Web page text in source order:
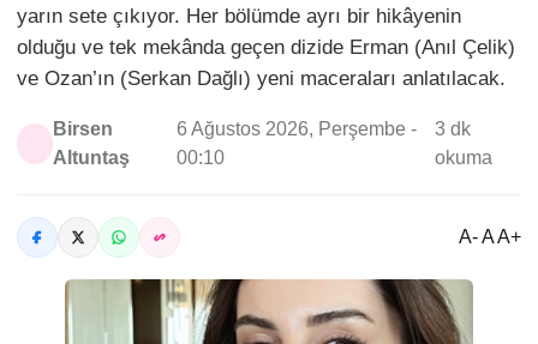
yarın sete çıkıyor. Her bölümde ayrı bir hikâyenin
olduğu ve tek mekânda geçen dizide Erman (Anıl Çelik)
ve Ozan’ın (Serkan Dağlı) yeni maceraları anlatılacak.
Birsen
Altuntaş
6 Ağustos 2026, Perşembe -
00:10
3 dk
okuma
A- A A+